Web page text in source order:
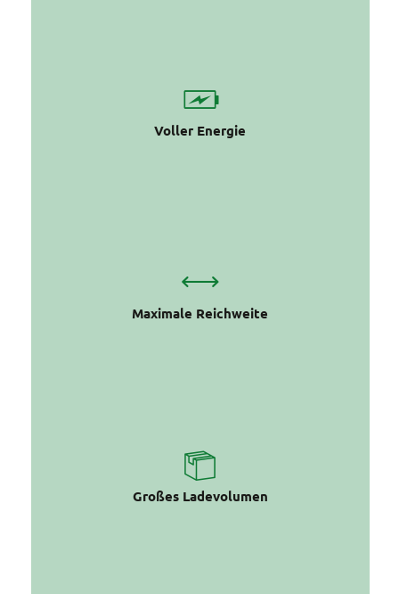
Voller Energie
Akkuset mit bis zu 4000 Wh elektrische
Maximale Reichweite
bis zu 80 km elektrisch unterstützte
Großes Ladevolumen
1,5 m³ Volumen mit Platz für eine
Europalette